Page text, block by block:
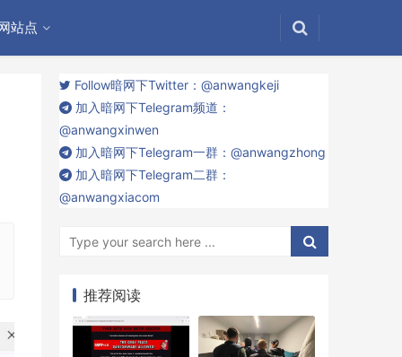
站点
Follow暗网下Twitter：@anwangkeji
加入暗网下Telegram频道：
@anwangxinwen
加入暗网下Telegram一群：@anwangzhong
加入暗网下Telegram二群：
@anwangxiacom
推荐阅读